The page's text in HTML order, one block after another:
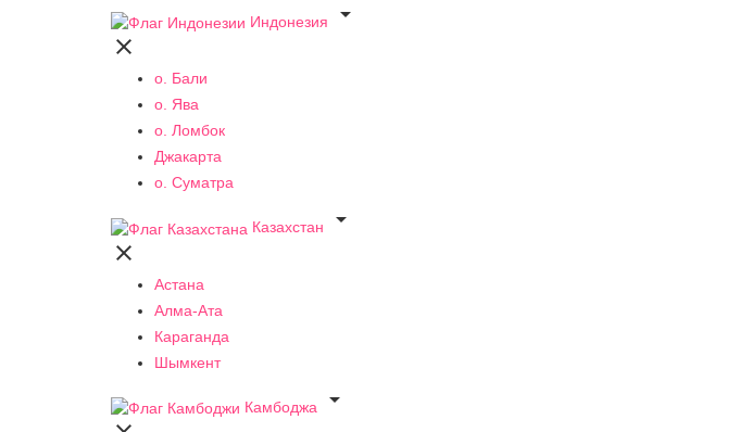
Индонезия


о. Бали
о. Ява
о. Ломбок
Джакарта
о. Суматра
Казахстан


Астана
Алма-Ата
Караганда
Шымкент
Камбоджа
